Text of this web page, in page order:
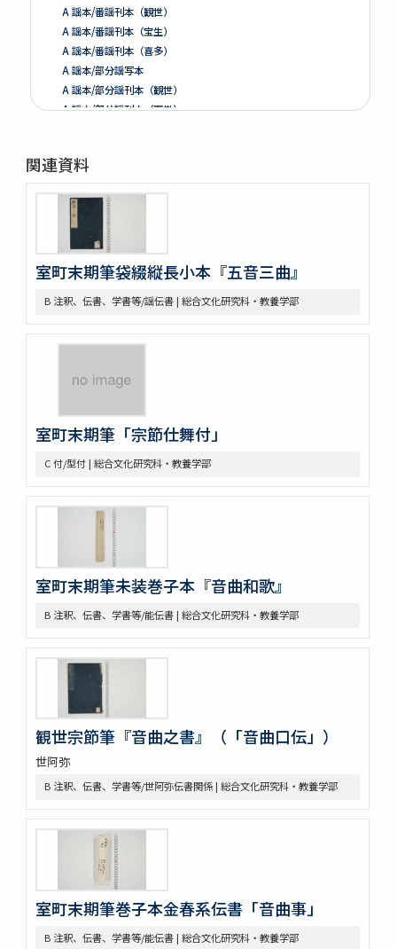
A 謡本/番謡刊本（観世）
A 謡本/番謡刊本（宝生）
A 謡本/番謡刊本（喜多）
A 謡本/部分謡写本
A 謡本/部分謡刊本（観世）
A 謡本/部分謡刊本（下掛）
B 注釈、伝書、学書等/世阿弥伝書関係
B 注釈、伝書、学書等/世阿弥自筆本
B 注釈、伝書、学書等/元章伝書
B 注釈、伝書、学書等/能伝書
B 注釈、伝書、学書等/翁伝書
B 注釈、伝書、学書等/謡伝書
B 注釈、伝書、学書等/笛伝書
B 注釈、伝書、学書等/小鼓伝書
B 注釈、伝書、学書等/大鼓伝書
B 注釈、伝書、学書等/太鼓伝書
B 注釈、伝書、学書等/注釈
B 注釈、伝書、学書等/その他
C 付
C 付/型付
C 付/脇
C 付/太鼓
C 付/四拍子
C 付/装束・作物他
D 史料
D 史料/作者付
D 史料/免状（申請書・礼状）
D 史料/勧進能
D 史料/名寄
D 史料/名鑑
D 史料/由緒書
D 史料/番組
D 史料/絵図
D 史料/記録
D 史料/装束・作物他
D 史料/面・装束等目録
D 史料/その他
E 狂言
関連資料
室町末期筆袋綴縦長小本『五音三曲』
B 注釈、伝書、学書等/謡伝書 | 総合文化研究科・教養学部
室町末期筆「宗節仕舞付」
C 付/型付 | 総合文化研究科・教養学部
室町末期筆未装巻子本『音曲和歌』
B 注釈、伝書、学書等/能伝書 | 総合文化研究科・教養学部
観世宗節筆『音曲之書』（「音曲口伝」）
世阿弥
B 注釈、伝書、学書等/世阿弥伝書関係 | 総合文化研究科・教養学部
室町末期筆巻子本金春系伝書「音曲事」
B 注釈、伝書、学書等/能伝書 | 総合文化研究科・教養学部